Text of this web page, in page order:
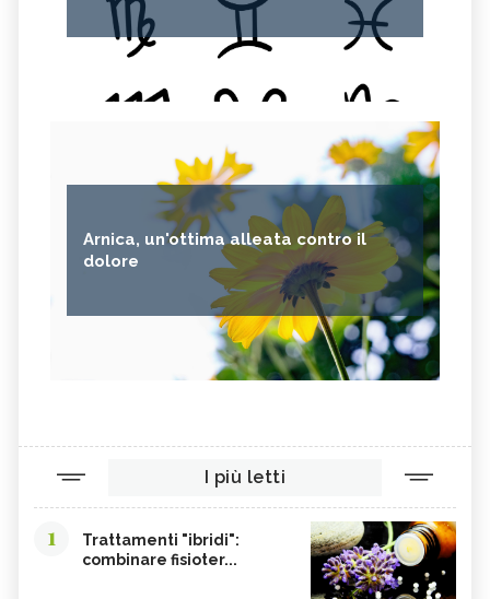
Arnica, un'ottima alleata contro il
dolore
I più letti
1
Trattamenti "ibridi":
combinare fisioter...